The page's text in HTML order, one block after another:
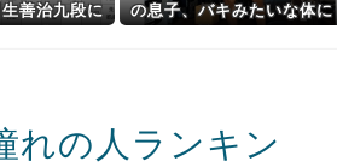
善治九段に
の息子、バキみたいな体に
れの人ランキン